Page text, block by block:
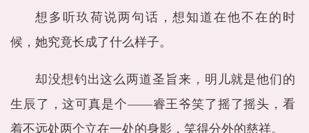
想多听玖荷说两句话，想知道在他不在的时
候，她究竟长成了什么样子。
却没想钓出这么两道圣旨来，明儿就是他们的
生辰了，这可真是个——睿王爷笑了摇了摇头，看
着不远处两个立在一处的身影，笑得分外的慈祥。